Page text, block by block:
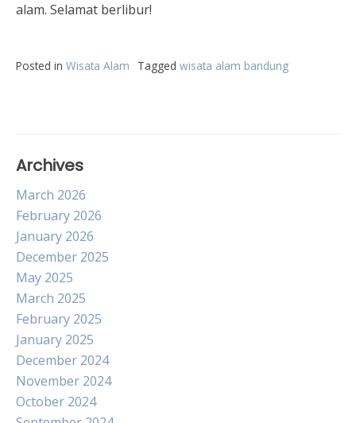
alam. Selamat berlibur!
Posted in Wisata Alam Tagged wisata alam bandung
Archives
March 2026
February 2026
January 2026
December 2025
May 2025
March 2025
February 2025
January 2025
December 2024
November 2024
October 2024